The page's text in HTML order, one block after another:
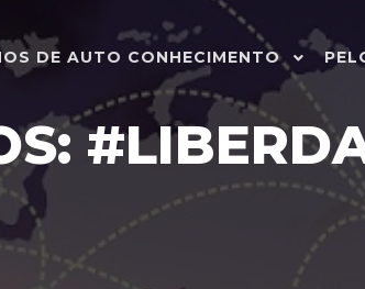
DE AUTO CONHECIMENTO